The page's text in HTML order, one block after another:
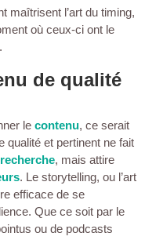
maîtrisent l’art du timing,
où ceux-ci ont le
de qualité
le contenu, ce serait
qualité et pertinent ne fait
, mais attire
. Le storytelling, ou l’art
efficace de se
Que ce soit par le
ou de podcasts